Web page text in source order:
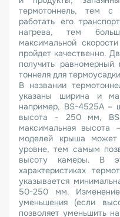
термотоннель, тем с
работать его
нагрева, тем
максимальной
пройдет качественно.
получить равномерный
тоннеля для
В названии
указаны ширина и
например, BS-4525A –
высота – 250 мм,
максимальная
моделей крыша может
уровне, тем самым
высоту камеры. В
характеристиках
указывается
50-250 мм.
уменьшения (если
позволяет уменьшить